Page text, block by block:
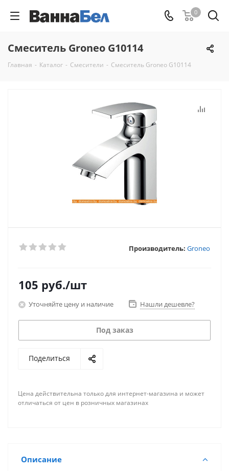
0
Смеситель Groneo G10114
Главная - Каталог - Смесители - Смеситель Groneo G10114
Производитель: Groneo
105 руб./шт
Уточняйте цену и наличие Нашли дешевле?
Под заказ
Поделиться
Цена действительна только для интернет-магазина и может
отличаться от цен в розничных магазинах
Описание